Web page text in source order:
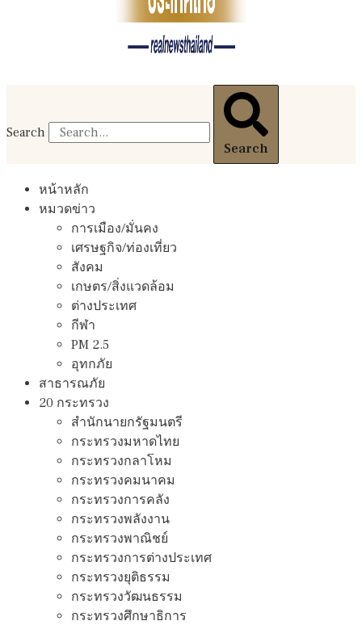
Search
Search
หน้าหลัก
หมวดข่าว
การเมือง/มั่นคง
เศรษฐกิจ/ท่องเที่ยว
สังคม
เกษตร/สิ่งแวดล้อม
ต่างประเทศ
กีฬา
PM 2.5
อุทกภัย
สาธารณภัย
20 กระทรวง
สํานักนายกรัฐมนตรี
กระทรวงมหาดไทย
กระทรวงกลาโหม
กระทรวงคมนาคม
กระทรวงการคลัง
กระทรวงพลังงาน
กระทรวงพาณิชย์
กระทรวงการต่างประเทศ
กระทรวงยุติธรรม
กระทรวงวัฒนธรรม
กระทรวงศึกษาธิการ